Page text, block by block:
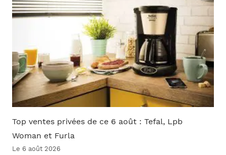
Top ventes privées de ce 6 août : Tefal, Lpb
Woman et Furla
Le 6 août 2026